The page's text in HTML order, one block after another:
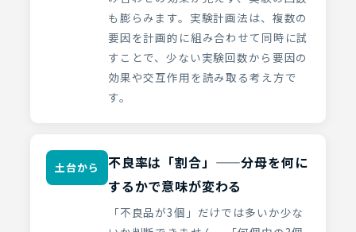
も膨らみます。実験計画法は、複数の
要因を計画的に組み合わせて同時に試
すことで、少ない実験回数から要因の
効果や交互作用を読み取る考え方で
す。
土台から
不良率は「割合」——分母を何に
するかで意味が変わる
「不良品が3個」だけでは多いか少な